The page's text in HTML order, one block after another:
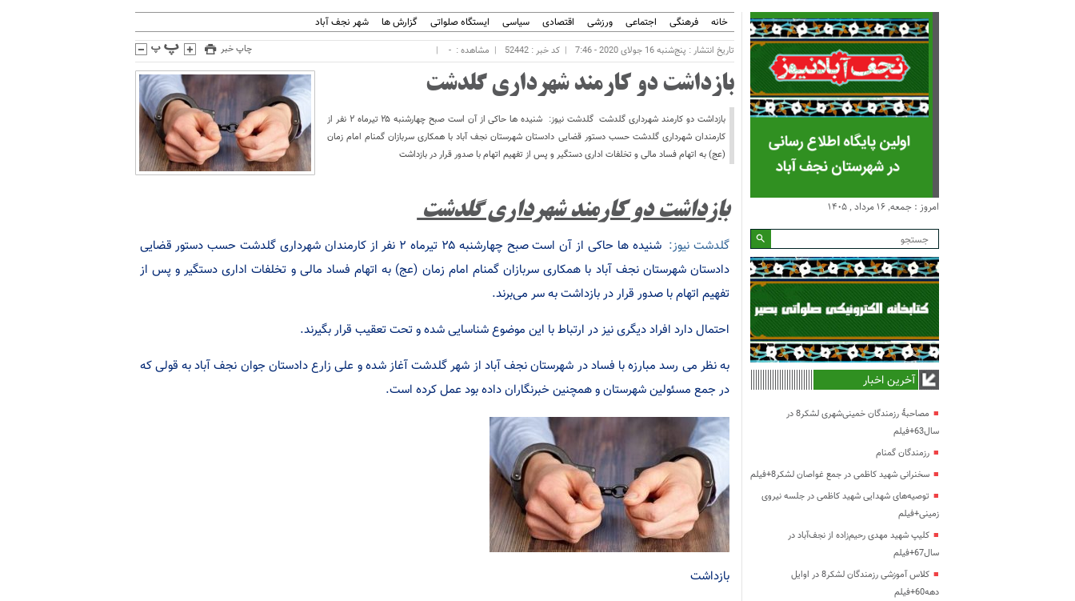
خانه فرهنگی اجتماعی ورزشی اقتصادی سیاسی ایستگاه صلواتی گزارش ها شهر نجف آباد
تاریخ انتشار : پنج‌شنبه 16 جولای 2020 - 7:46 کد خبر : 52442 مشاهده : - چاپ خبر
بازداشت دو کارمند شهرداری گلدشت
بازداشت دو کارمند شهرداری گلدشت گلدشت نیوز: شنیده ها حاکی از آن است صبح چهارشنبه ۲۵ تیرماه ۲ نفر از
کارمندان شهرداری گلدشت حسب دستور قضایی دادستان شهرستان نجف آباد با همکاری سربازان گمنام امام زمان
(عج) به اتهام فساد مالی و تخلفات اداری دستگیر و پس از تفهیم اتهام با صدور قرار در بازداشت
بازداشت دو کارمند شهرداری گلدشت
گلدشت نیوز:
شنیده ها حاکی از آن است صبح چهارشنبه ۲۵ تیرماه ۲ نفر از کارمندان شهرداری گلدشت حسب دستور قضایی
دادستان شهرستان نجف آباد با همکاری سربازان گمنام امام زمان (عج) به اتهام فساد مالی و تخلفات اداری دستگیر و پس از
تفهیم اتهام با صدور قرار در بازداشت به سر می‌برند.
احتمال دارد افراد دیگری نیز در ارتباط با این موضوع شناسایی شده و تحت تعقیب قرار بگیرند.
به نظر می رسد مبارزه با فساد در شهرستان نجف آباد از شهر گلدشت آغاز شده و علی زارع دادستان جوان نجف آباد به قولی که
در جمع مسئولین شهرستان و همچنین خبرنگاران داده بود عمل کرده است.
بازداشت
امروز : جمعه, ۱۶ مرداد , ۱۴۰۵
آخرین اخبار
مصاحبۀ رزمندگان خمینی‌شهری لشکر8 در
سال63+فیلم
رزمندگان گمنام
سخنرانی شهید کاظمی در جمع غواصان لشکر8+فیلم
توصیه‌های شهدایی شهید کاظمی در جلسه نیروی
زمینی+فیلم
کلیپ شهید مهدی رحیم‌زاده از نجف‌آباد در
سال67+فیلم
کلاس آموزشی رزمندگان لشکر8 در اوایل
دهه60+فیلم